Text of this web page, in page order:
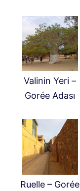
Valinin Yeri –
Gorée Adası
Ruelle – Gorée